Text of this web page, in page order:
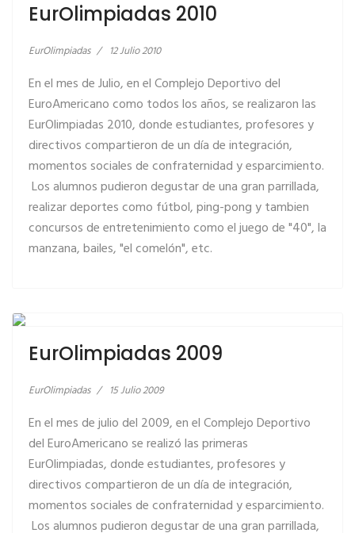
EurOlimpiadas 2010
EurOlimpiadas 12 Julio 2010
En el mes de Julio, en el Complejo Deportivo del
EuroAmericano como todos los años, se realizaron las
EurOlimpiadas 2010, donde estudiantes, profesores y
directivos compartieron de un día de integración,
momentos sociales de confraternidad y esparcimiento.
Los alumnos pudieron degustar de una gran parrillada,
realizar deportes como fútbol, ping-pong y tambien
concursos de entretenimiento como el juego de "40", la
manzana, bailes, "el comelón", etc.
EurOlimpiadas 2009
EurOlimpiadas 15 Julio 2009
En el mes de julio del 2009, en el Complejo Deportivo
del EuroAmericano se realizó las primeras
EurOlimpiadas, donde estudiantes, profesores y
directivos compartieron de un día de integración,
momentos sociales de confraternidad y esparcimiento.
Los alumnos pudieron degustar de una gran parrillada,